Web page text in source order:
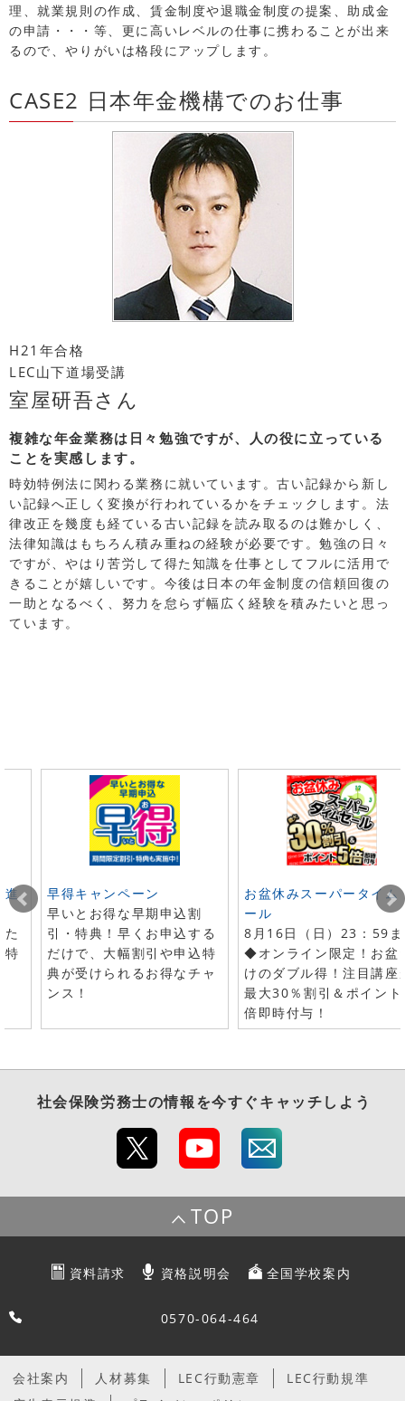
理、就業規則の作成、賃金制度や退職金制度の提案、助成金
の申請・・・等、更に高いレベルの仕事に携わることが出来
るので、やりがいは格段にアップします。
CASE2 日本年金機構でのお仕事
H21年合格
LEC山下道場受講
室屋研吾さん
複雑な年金業務は日々勉強ですが、人の役に立っている
ことを実感します。
時効特例法に関わる業務に就いています。古い記録から新し
い記録へ正しく変換が行われているかをチェックします。法
律改正を幾度も経ている古い記録を読み取るのは難かしく、
法律知識はもちろん積み重ねの経験が必要です。勉強の日々
ですが、やはり苦労して得た知識を仕事としてフルに活用で
きることが嬉しいです。今後は日本の年金制度の信頼回復の
一助となるべく、努力を怠らず幅広く経験を積みたいと思っ
ています。
進
特
早得キャンペーン
早いとお得な早期申込割
引・特典！早くお申込する
だけで、大幅割引や申込特
典が受けられるお得なチャ
ンス！
お盆休みスーパータイム
ール
8月16日（日）23：59
◆オンライン限定！お盆
けのダブル得！注目講座
最大30％割引＆ポイン
倍即時付与！
社会保険労務士の情報を今すぐキャッチしよう
TOP
資料請求 資格説明会 全国学校案内
0570-064-464
会社案内 人材募集 LEC行動憲章
LEC行動規準